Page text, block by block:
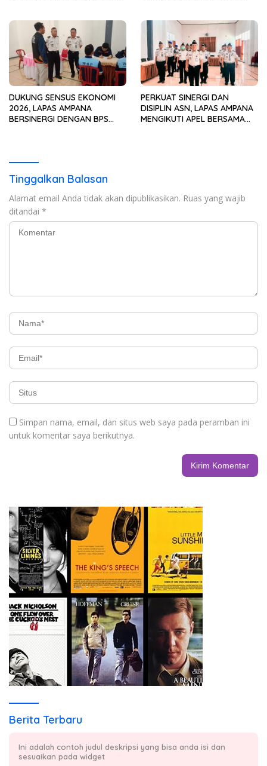
DUKUNG SENSUS EKONOMI
2026, LAPAS AMPANA
BERSINERGI DENGAN BPS
PERKUAT SINERGI DAN
DISIPLIN ASN, LAPAS AMPANA
MENGIKUTI APEL BERSAMA
Tinggalkan Balasan
Alamat email Anda tidak akan dipublikasikan. Ruas yang wajib
ditandai *
Simpan nama, email, dan situs web saya pada peramban ini
untuk komentar saya berikutnya.
Berita Terbaru
Ini adalah contoh judul deskripsi yang bisa anda isi dan
sesuaikan pada widget